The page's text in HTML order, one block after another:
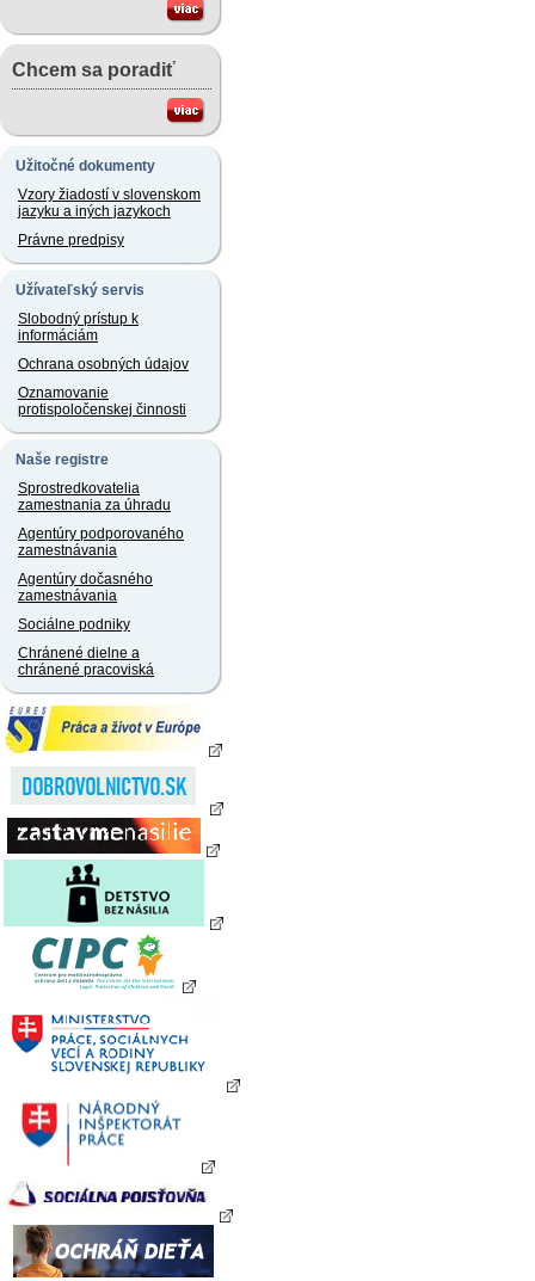
Chcem sa poradiť
Užitočné dokumenty
Vzory žiadostí v slovenskom
jazyku a iných jazykoch
Právne predpisy
Užívateľský servis
Slobodný prístup k
informáciám
Ochrana osobných údajov
Oznamovanie
protispoločenskej činnosti
Naše registre
Sprostredkovatelia
zamestnania za úhradu
Agentúry podporovaného
zamestnávania
Agentúry dočasného
zamestnávania
Sociálne podniky
Chránené dielne a
chránené pracoviská